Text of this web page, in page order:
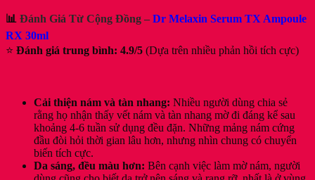
📊 Đánh Giá Từ Cộng Đồng – Dr Melaxin Serum TX Ampoule
RX 30ml
⭐ Đánh giá trung bình: 4.9/5 (Dựa trên nhiều phản hồi tích cực)
Cải thiện nám và tàn nhang: Nhiều người dùng chia sẻ
rằng họ nhận thấy vết nám và tàn nhang mờ đi đáng kể sau
khoảng 4-6 tuần sử dụng đều đặn. Những mảng nám cứng
đầu đòi hỏi thời gian lâu hơn, nhưng nhìn chung có chuyển
biến tích cực.
Da sáng, đều màu hơn: Bên cạnh việc làm mờ nám, người